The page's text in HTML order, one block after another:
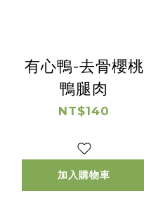
有心鴨-去骨櫻桃
鴨腿肉
NT$140
加入購物車